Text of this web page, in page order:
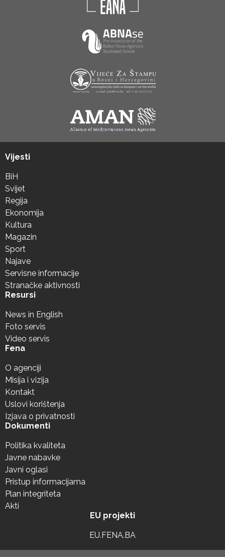
Vijesti
BiH
Svijet
Regija
Ekonomija
Kultura
Magazin
Sport
Najave
Servisne informacije
Stranačke aktivnosti
Resursi
News in English
Foto servis
Video servis
Fena
O agenciji
Misija i vizija
Kontakt
Uslovi korištenja
Izjava o privatnosti
Dokumenti
Politika kvaliteta
Javne nabavke
Javni oglasi
Pristup informacijama
Plan integriteta
Akti
EU projekti
EU.FENA.BA